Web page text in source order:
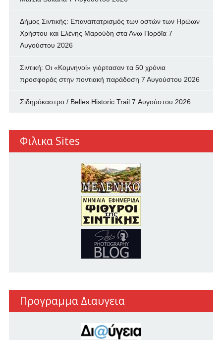
Δήμος Σιντικής: Επαναπατρισμός των oστών των Ηρώων
Χρήστου και Ελένης Μαρούδη στα Ανω Πορόϊα 7
Αυγούστου 2026
Σιντική: Οι «Κομνηνοί» γιόρτασαν τα 50 χρόνια
προσφοράς στην ποντιακή παράδοση 7 Αυγούστου 2026
Σιδηρόκαστρο / Belles Historic Trail 7 Αυγούστου 2026
Φιλικα Sites
Προγραμμα Διαυγεια